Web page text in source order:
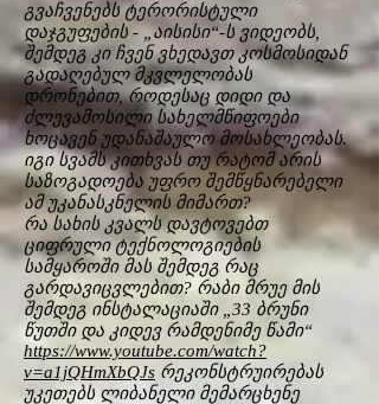
გვაჩვენებს ტერორისტული
დაჯგუფების - „აისისი“-ს ვიდეობს,
შემდეგ კი ჩვენ ვხედავთ კოსმოსიდან
გადაღებულ მკვლელობას
დრონებით, როდესაც დიდი და
ძლევამოსილი სახელმწიფოები
ხოცავენ უდანაშაულო მოსახლეობას.
იგი სვამს კითხვას თუ რატომ არის
საზოგადოება უფრო შემწყნარებელი
ამ უკანასკნელის მიმართ?
რა სახის კვალს დავტოვებთ
ციფრული ტექნოლოგიების
სამყაროში მას შემდეგ რაც
გარდავიცვლებით? რაბი მრუე მის
შემდეგ ინსტალაციაში „33 ბრუნი
წუთში და კიდევ რამდენიმე წამი“
https://www.youtube.com/watch?
v=a1jQHmXbQJs რეკონსტრუირებას
უკეთებს ლიბანელი მემარცხენე